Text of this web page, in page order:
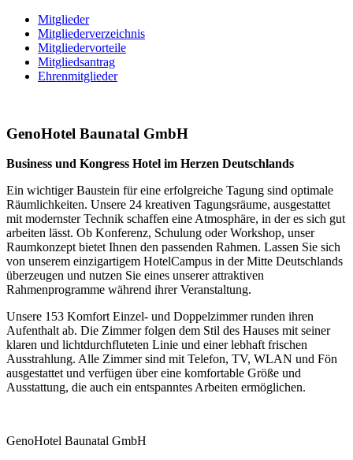
Mitglieder
Mitgliederverzeichnis
Mitgliedervorteile
Mitgliedsantrag
Ehrenmitglieder
GenoHotel Baunatal GmbH
Business und Kongress Hotel im Herzen Deutschlands
Ein wichtiger Baustein für eine erfolgreiche Tagung sind optimale
Räumlichkeiten. Unsere 24 kreativen Tagungsräume, ausgestattet
mit modernster Technik schaffen eine Atmosphäre, in der es sich gut
arbeiten lässt. Ob Konferenz, Schulung oder Workshop, unser
Raumkonzept bietet Ihnen den passenden Rahmen. Lassen Sie sich
von unserem einzigartigem HotelCampus in der Mitte Deutschlands
überzeugen und nutzen Sie eines unserer attraktiven
Rahmenprogramme während ihrer Veranstaltung.
Unsere 153 Komfort Einzel- und Doppelzimmer runden ihren
Aufenthalt ab. Die Zimmer folgen dem Stil des Hauses mit seiner
klaren und lichtdurchfluteten Linie und einer lebhaft frischen
Ausstrahlung. Alle Zimmer sind mit Telefon, TV, WLAN und Fön
ausgestattet und verfügen über eine komfortable Größe und
Ausstattung, die auch ein entspanntes Arbeiten ermöglichen.
GenoHotel Baunatal GmbH